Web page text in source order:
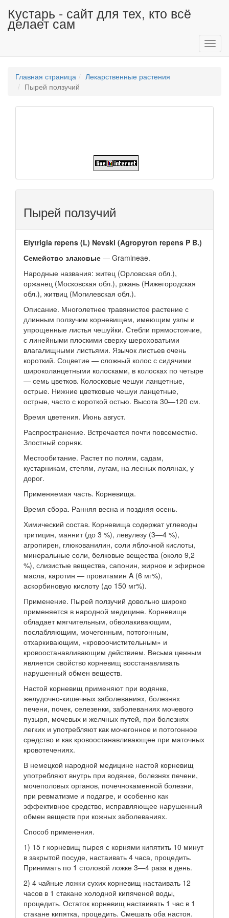
Кустарь - сайт для тех, кто всё
делает сам
Главная страница
Лекарственные растения
Пырей ползучий
Пырей ползучий
Elytrigia repens (L) Nevski (Agropyron repens P B.)
Семейство злаковые — Gramineae.
Народные названия: житец (Орловская обл.),
оржанец (Московская обл.), ржань (Нижегородская
обл.), житвиц (Могилевская обл.).
Описание. Многолетнее травянистое растение с
длинным ползучим корневищем, имеющим узлы и
упрощенные листья чешуйки. Стебли прямостоячие,
с линейными плоскими сверху шероховатыми
влагалищными листьями. Язычок листьев очень
короткий. Соцветие — сложный колос с сидячими
широколанцетными колосками, в колосках по четыре
— семь цветков. Колосковые чешуи ланцетные,
острые. Нижние цветковые чешуи ланцетные,
острые, часто с короткой остью. Высота 30—120 см.
Время цветения. Июнь август.
Распространение. Встречается почти повсеместно.
Злостный сорняк.
Местообитание. Растет по полям, садам,
кустарникам, степям, лугам, на лесных полянах, у
дорог.
Применяемая часть. Корневища.
Время сбора. Ранняя весна и поздняя осень.
Химический состав. Корневища содержат углеводы
тритицин, маннит (до 3 %), левулезу (3—4 %),
агропирен, глюкованилин, соли яблочной кислоты,
минеральные соли, белковые вещества (около 9,2
%), слизистые вещества, сапонин, жирное и эфирное
масла, каротин — провитамин A (6 мг%),
аскорбиновую кислоту (до 150 мг%).
Применение. Пырей ползучий довольно широко
применяется в народной медицине. Корневище
обладает мягчительным, обволакивающим,
послабляющим, мочегонным, потогонным,
отхаркивающим, «кровоочистительным» и
кровоостанавливающим действием. Весьма ценным
является свойство корневищ восстанавливать
нарушенный обмен веществ.
Настой корневищ применяют при водянке,
желудочно-кишечных заболеваниях, болезнях
печени, почек, селезенки, заболеваниях мочевого
пузыря, мочевых и желчных путей, при болезнях
легких и употребляют как мочегонное и потогонное
средство и как кровоостанавливающее при маточных
кровотечениях.
В немецкой народной медицине настой корневищ
употребляют внутрь при водянке, болезнях печени,
мочеполовых органов, почечнокаменной болезни,
при ревматизме и подагре, и особенно как
эффективное средство, исправляющее нарушенный
обмен веществ при кожных заболеваниях.
Способ применения.
1) 15 г корневищ пырея с корнями кипятить 10 минут
в закрытой посуде, настаивать 4 часа, процедить.
Принимать по 1 столовой ложке 3—4 раза в день.
2) 4 чайные ложки сухих корневищ настаивать 12
часов в 1 стакане холодной кипяченой воды,
процедить. Остаток корневищ настаивать 1 час в 1
стакане кипятка, процедить. Смешать оба настоя.